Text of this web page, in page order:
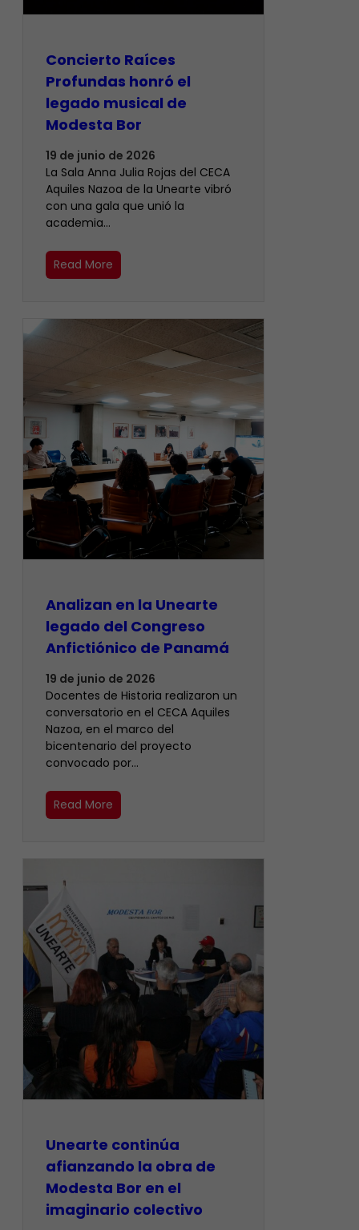
​Concierto Raíces
Profundas honró el
legado musical de
Modesta Bor
19 de junio de 2026
La Sala Anna Julia Rojas del CECA
Aquiles Nazoa de la Unearte vibró
con una gala que unió la
academia…
Read More
Analizan en la Unearte
legado del Congreso
Anfictiónico de Panamá
19 de junio de 2026
Docentes de Historia realizaron un
conversatorio en el CECA Aquiles
Nazoa, en el marco del
bicentenario del proyecto
convocado por…
Read More
Unearte continúa
afianzando la obra de
Modesta Bor en el
imaginario colectivo